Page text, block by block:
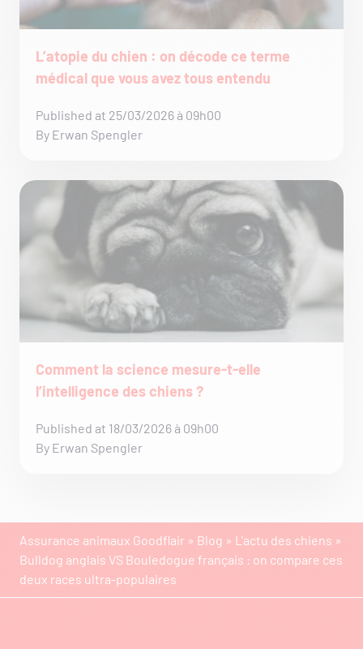
L’atopie du chien : on décode ce terme
médical que vous avez tous entendu
Published at 25/03/2026 à 09h00
By Erwan Spengler
Comment la science mesure-t-elle
l’intelligence des chiens ?
Published at 18/03/2026 à 09h00
By Erwan Spengler
Assurance animaux Goodflair » Blog » L'actu des chiens »
Bulldog anglais VS Bouledogue français : on compare ces
deux races ultra-populaires